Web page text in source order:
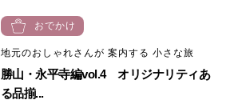
おでかけ
地元のおしゃれさんが 案内する 小さな旅
勝山・永平寺編vol.4 オリジナリティあ
る品揃...